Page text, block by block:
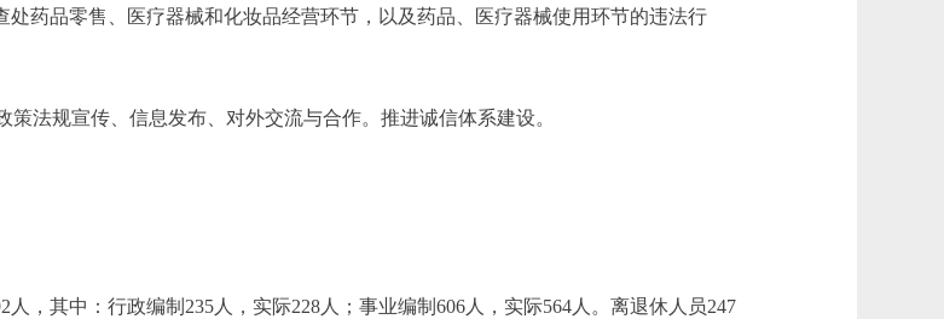
药品零售、医疗器械和化妆品经营环节，以及药品、医疗器械使用环节的违法行
规宣传、信息发布、对外交流与合作。推进诚信体系建设。
其中：行政编制235人，实际228人；事业编制606人，实际564人。离退休人员247